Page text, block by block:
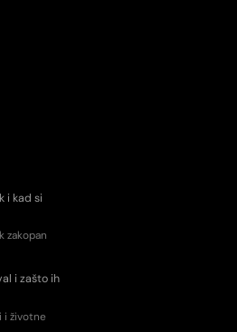
i kad si
zakopan
i zašto ih
i životne